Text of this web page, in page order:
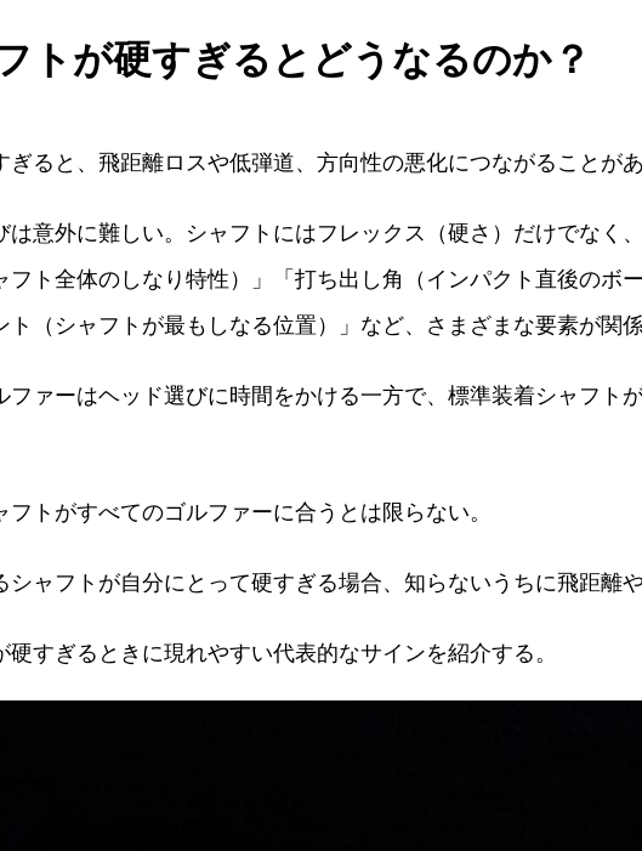
トが硬すぎるとどうなるのか？
ぎると、飛距離ロスや低弾道、方向性の悪化につながることがあ
は意外に難しい。シャフトにはフレックス（硬さ）だけでなく
フト全体のしなり特性）」「打ち出し角（インパクト直後のボ
ト（シャフトが最もしなる位置）」など、さまざまな要素が関係
ファーはヘッド選びに時間をかける一方で、標準装着シャフト
フトがすべてのゴルファーに合うとは限らない。
シャフトが自分にとって硬すぎる場合、知らないうちに飛距離
硬すぎるときに現れやすい代表的なサインを紹介する。